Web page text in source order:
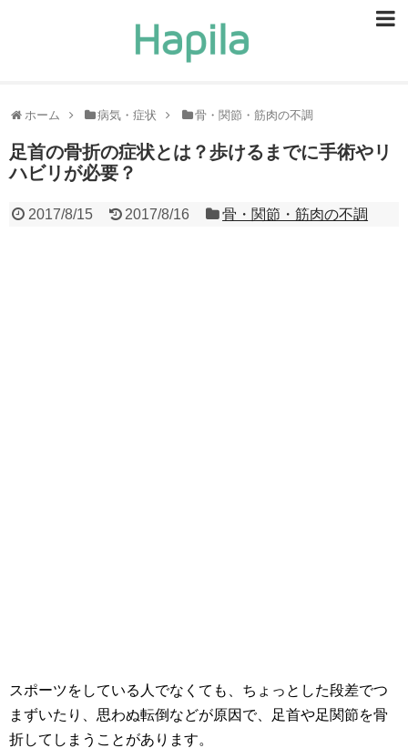
ホーム 病気・症状 骨・関節・筋肉の不調
足首の骨折の症状とは？歩けるまでに手術やリ
ハビリが必要？
2017/8/15 2017/8/16 骨・関節・筋肉の不調
スポーツをしている人でなくても、ちょっとした段差でつ
まずいたり、思わぬ転倒などが原因で、足首や足関節を骨
折してしまうことがあります。
ヘアケア
ヘルスケア
食事・食べ物